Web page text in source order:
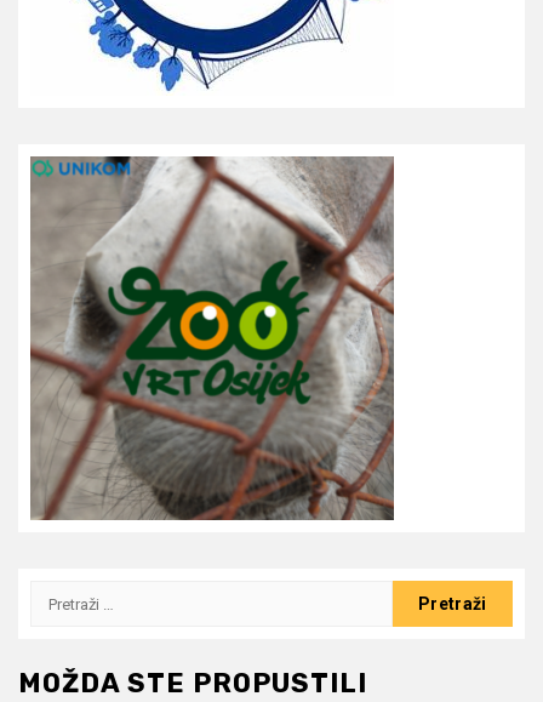
Pretraži:
MOŽDA STE PROPUSTILI